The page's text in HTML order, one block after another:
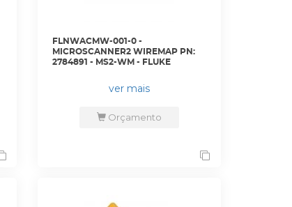
FLNWACMW-001-0 -
MICROSCANNER2 WIREMAP PN:
2784891 - MS2-WM - FLUKE
ver mais
Orçamento